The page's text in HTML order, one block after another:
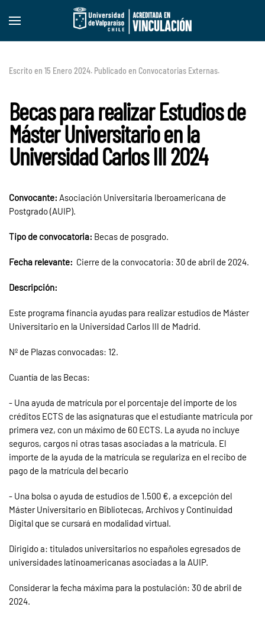
Skip to main content
Escrito en 15 Enero 2024. Publicado en Convocatorias Externas.
Becas para realizar Estudios de
Máster Universitario en la
Universidad Carlos III 2024
Convocante: Asociación Universitaria Iberoamericana de
Postgrado (AUIP).
Tipo de convocatoria: Becas de posgrado.
Fecha relevante: Cierre de la convocatoria: 30 de abril de 2024.
Descripción:
Este programa financia ayudas para realizar estudios de Máster
Universitario en la Universidad Carlos III de Madrid.
Nº de Plazas convocadas: 12.
Cuantía de las Becas:
- Una ayuda de matrícula por el porcentaje del importe de los
créditos ECTS de las asignaturas que el estudiante matricula por
primera vez, con un máximo de 60 ECTS. La ayuda no incluye
seguros, cargos ni otras tasas asociadas a la matrícula. El
importe de la ayuda de la matrícula se regulariza en el recibo de
pago de la matrícula del becario
- Una bolsa o ayuda de estudios de 1.500 €, a excepción del
Máster Universitario en Bibliotecas, Archivos y Continuidad
Digital que se cursará en modalidad virtual.
Dirigido a: titulados universitarios no españoles egresados de
universidades latinoamericanas asociadas a la AUIP.
Considerar la fecha máxima para la postulación: 30 de abril de
2024.